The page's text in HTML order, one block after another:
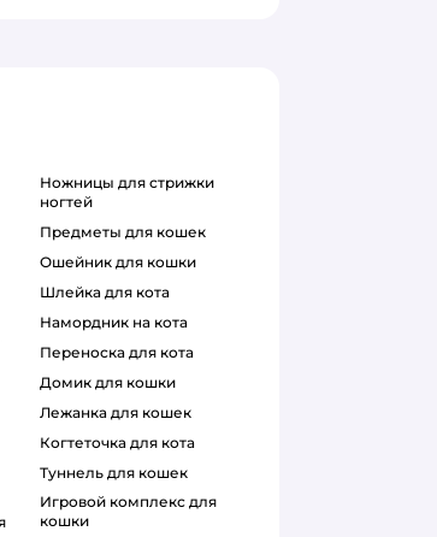
ножницы для стрижки
ногтей
предметы для кошек
ошейник для кошки
шлейка для кота
намордник на кота
переноска для кота
домик для кошки
лежанка для кошек
когтеточка для кота
туннель для кошек
игровой комплекс для
кошки